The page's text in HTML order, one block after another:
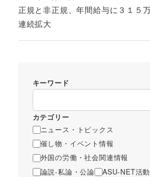
正規と非正規、年間給与に３１
連続拡大
キーワード
カテゴリー
ニュース・トピックス
催し物・イベント情報
外国の労働・社会関連情報
論説-私論・公論
ASU-NET活